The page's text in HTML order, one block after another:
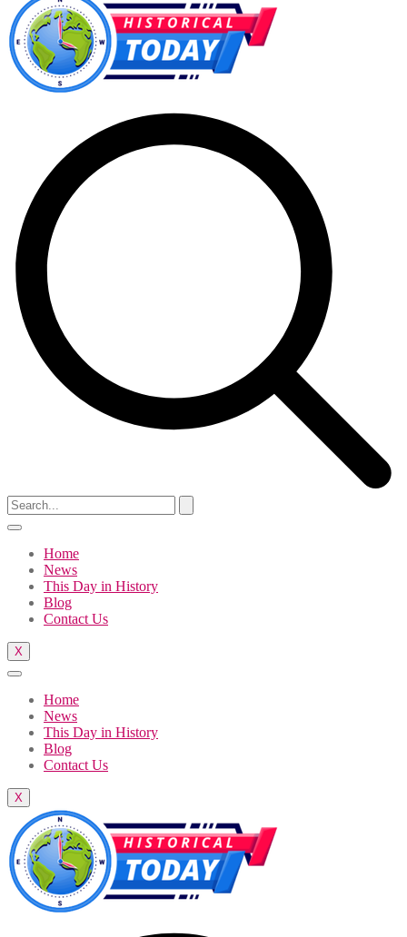
Home
News
This Day in History
Blog
Contact Us
X
Home
News
This Day in History
Blog
Contact Us
X